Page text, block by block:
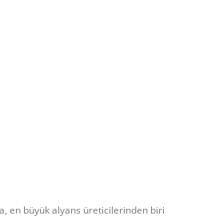
en büyük alyans üreticilerinden biri